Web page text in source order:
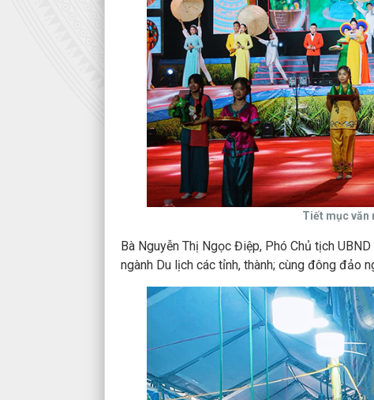
Tiết mục văn
Bà Nguyễn Thị Ngọc Điệp, Phó Chủ tịch
ngành Du lịch các tỉnh, thành; cùng đông đảo